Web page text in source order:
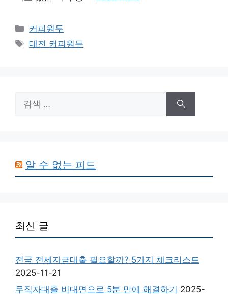
카
테
고
커피원두
태
대전 커피원두
색:
알 수 없는 피드
최신 글
전국 전세자금대출 필요할까? 5가지 체크리스트
2025-11-21
무직자대출 비대면으로 5분 만에 해결하기 2025-